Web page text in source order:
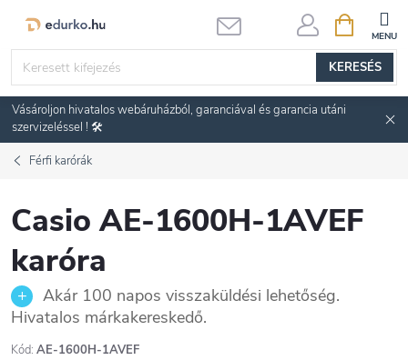
KERESÉS
KOSÁR
Vásároljon hivatalos webáruházból, garanciával és garancia utáni
szervizeléssel ! 🛠️
Férfi karórák
Casio AE-1600H-1AVEF
karóra
Akár 100 napos visszaküldési lehetőség.
Hivatalos márkakereskedő.
Kód: AE-1600H-1AVEF